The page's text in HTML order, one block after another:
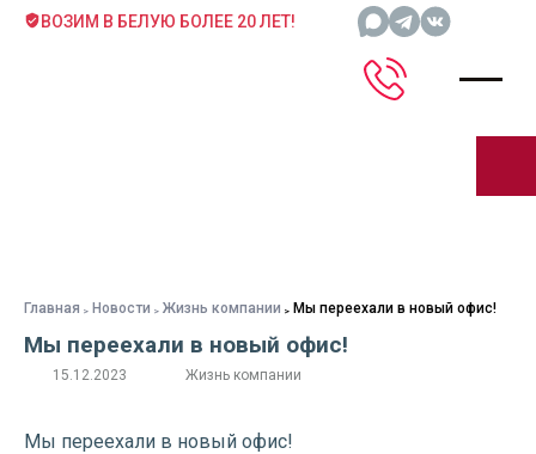
ВОЗИМ В БЕЛУЮ БОЛЕЕ 20 ЛЕТ!
Главная Новости Жизнь компании Мы переехали в новый офис!
Мы переехали в новый офис!
15.12.2023 Жизнь компании
Мы переехали в новый офис!